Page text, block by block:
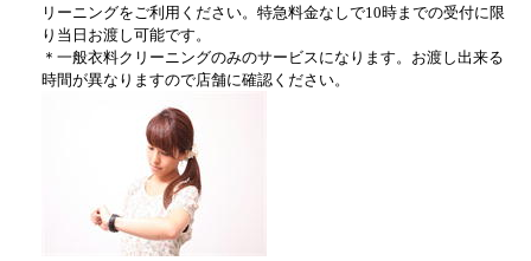
リーニングをご利用ください。特急料金なしで10時までの受付に限
り当日お渡し可能です。
＊一般衣料クリーニングのみのサービスになります。お渡し出来る
時間が異なりますので店舗に確認ください。